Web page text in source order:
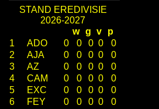
STAND EREDIVISIE
2026-2027
w g v
p
1
ADO 0 0 0 0
0
2
AJA 0 0 0 0
0
3
AZ 0 0 0 0
0
4
CAM 0 0 0 0
0
5
EXC 0 0 0 0
0
6
FEY 0 0 0 0
0